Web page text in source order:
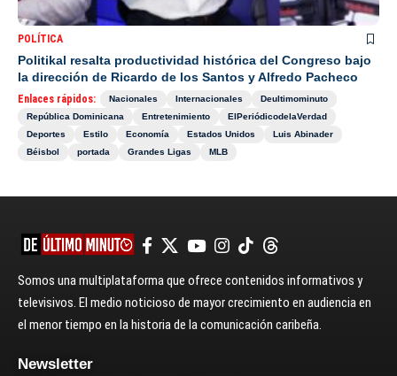
POLÍTICA
Politikal resalta productividad histórica del Congreso bajo
la dirección de Ricardo de los Santos y Alfredo Pacheco
Enlaces rápidos: Nacionales Internacionales
Deultimominuto
República Dominicana
Entretenimiento
ElPeriódicodelaVerdad
Deportes
Estilo Economía Estados Unidos
Luis Abinader
Béisbol
portada Grandes Ligas MLB
Somos una multiplataforma que ofrece contenidos informativos y
televisivos. El medio noticioso de mayor crecimiento en audiencia en
el menor tiempo en la historia de la comunicación caribeña.
Newsletter